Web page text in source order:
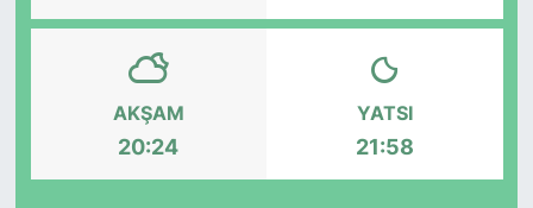
AKŞAM
20:24
YATSI
21:58